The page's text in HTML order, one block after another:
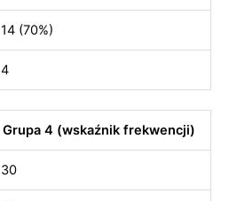
14 (70%)
4
Grupa 4 (wskaźnik frekwencji)
30